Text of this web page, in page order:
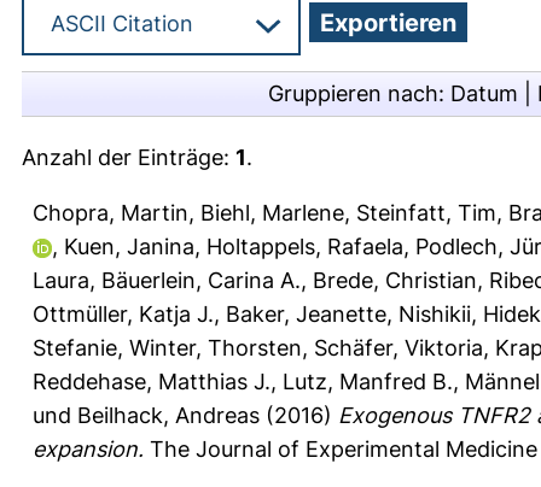
Gruppieren nach: Datum
Anzahl der Einträge: 1.
Chopra, Martin, Biehl, Marlene, Steinfatt, Tim,
, Kuen, Janina, Holtappels, Rafaela, Podlech,
Laura, Bäuerlein, Carina A., Brede, Christian,
Ottmüller, Katja J., Baker, Jeanette, Nishikii,
Stefanie, Winter, Thorsten, Schäfer, Viktoria,
Reddehase, Matthias J., Lutz, Manfred B.,
und Beilhack, Andreas (2016) Exogenous
expansion. The Journal of Experimental